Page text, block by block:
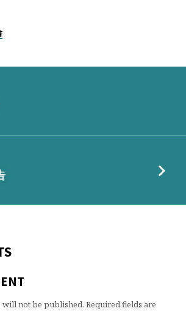
will not be published. Required fields are